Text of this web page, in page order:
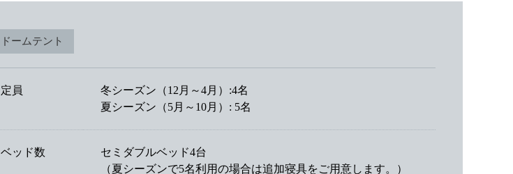
ドームテント
定員
冬シーズン（12月～4月）:4名
夏シーズン（5月～10月）: 5名
ベッド数
セミダブルベッド4台
（夏シーズンで5名利用の場合は追加寝具をご用意します。）